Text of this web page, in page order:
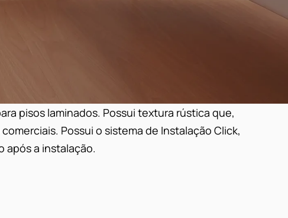
pisos laminados. Possui textura rústica que,
Possui o sistema de Instalação Click,
após a instalação.